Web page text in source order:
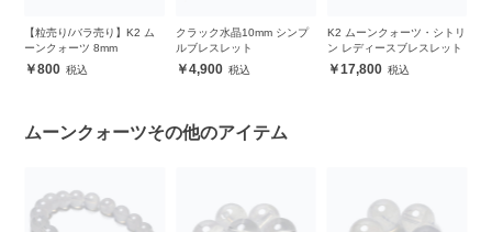
【粒売り/バラ売り】K2 ム
ーンクォーツ 8mm
800
クラック水晶10mm シンプ
ルブレスレット
4,900
K2 ムーンクォーツ・シトリ
ン レディースブレスレット
17,800
ムーンクォーツその他のアイテム